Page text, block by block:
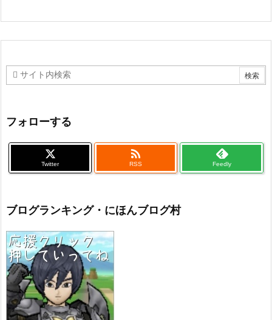
フォローする
Twitter

RSS Feedly
ブログランキング・にほんブログ村